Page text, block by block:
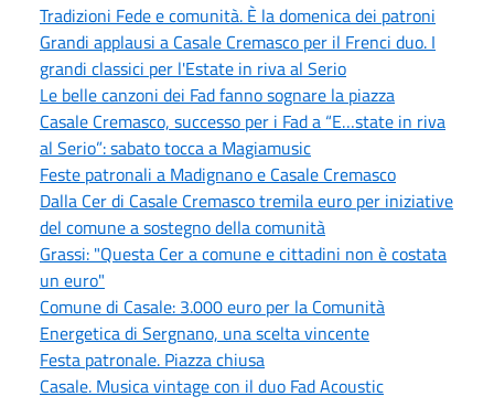
Tradizioni Fede e comunità. È la domenica dei patroni
Grandi applausi a Casale Cremasco per il Frenci duo. I
grandi classici per l'Estate in riva al Serio
Le belle canzoni dei Fad fanno sognare la piazza
Casale Cremasco, successo per i Fad a “E…state in riva
al Serio”: sabato tocca a Magiamusic
Feste patronali a Madignano e Casale Cremasco
Dalla Cer di Casale Cremasco tremila euro per iniziative
del comune a sostegno della comunità
Grassi: "Questa Cer a comune e cittadini non è costata
un euro"
Comune di Casale: 3.000 euro per la Comunità
Energetica di Sergnano, una scelta vincente
Festa patronale. Piazza chiusa
Casale. Musica vintage con il duo Fad Acoustic